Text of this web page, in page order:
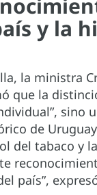
y la
la ministra
que la
sino
de
del tabaco y
país”,